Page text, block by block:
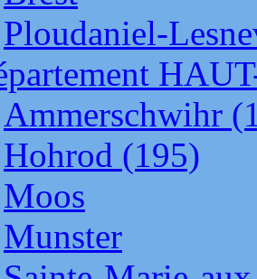
Ploudaniel-
Ammerschwihr
Hohrod (195)
Moos
Munster